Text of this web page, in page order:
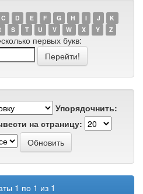
C D E F G H I J
K
S T U V W X Y Z
первых букв:
Упорядочнить:
на страницу:
1 по 1 из 1